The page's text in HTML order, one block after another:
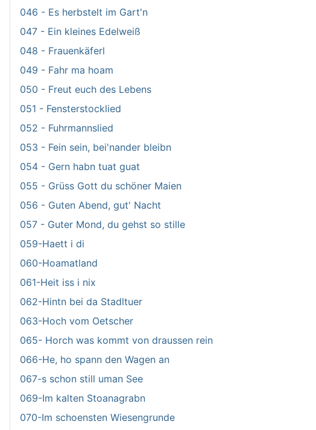
046 - Es herbstelt im Gart'n
047 - Ein kleines Edelweiß
048 - Frauenkäferl
049 - Fahr ma hoam
050 - Freut euch des Lebens
051 - Fensterstocklied
052 - Fuhrmannslied
053 - Fein sein, bei'nander bleibn
054 - Gern habn tuat guat
055 - Grüss Gott du schöner Maien
056 - Guten Abend, gut' Nacht
057 - Guter Mond, du gehst so stille
059-Haett i di
060-Hoamatland
061-Heit iss i nix
062-Hintn bei da Stadltuer
063-Hoch vom Oetscher
065- Horch was kommt von draussen rein
066-He, ho spann den Wagen an
067-s schon still uman See
069-Im kalten Stoanagrabn
070-Im schoensten Wiesengrunde